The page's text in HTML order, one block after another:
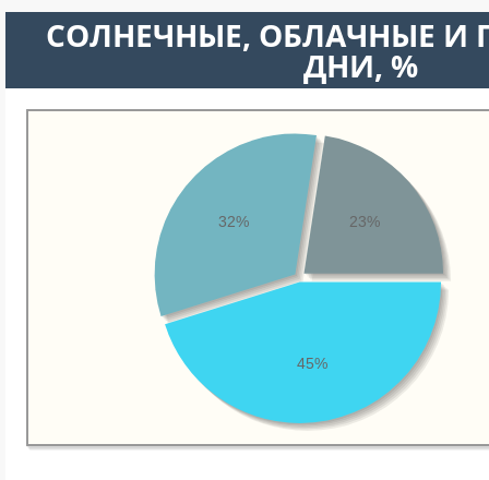
CОЛНЕЧНЫЕ, ОБЛАЧНЫЕ И
ДНИ, %
45%
32% 23%